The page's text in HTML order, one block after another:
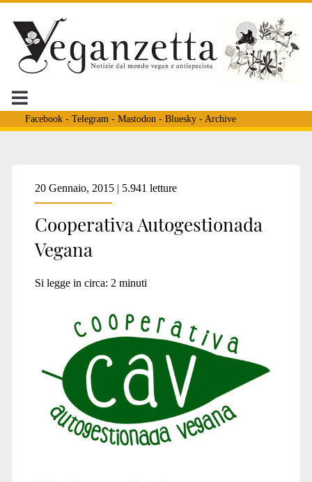
Facebook- Telegram - Mastodon - Bluesky- Archive
Tag:
<span>roberto</span>
20 Gennaio, 2015 | 5.941 letture
Cooperativa Autogestionada
Vegana
Si legge in circa: 2 minuti